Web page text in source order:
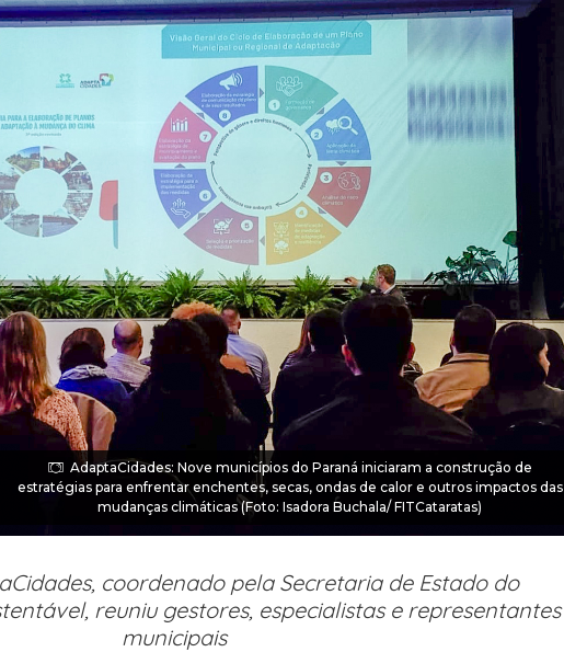
AdaptaCidades: Nove municípios do Paraná iniciaram a construção de
estratégias para enfrentar enchentes, secas, ondas de calor e outros impactos das
mudanças climáticas (Foto: Isadora Buchala/ FITCataratas)
coordenado pela Secretaria de Estado do
reuniu gestores, especialistas e representantes
municipais